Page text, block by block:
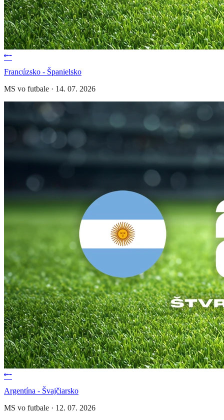
Francúzsko - Španielsko
MS vo futbale · 14. 07. 2026
Argentína - Švajčiarsko
MS vo futbale · 12. 07. 2026